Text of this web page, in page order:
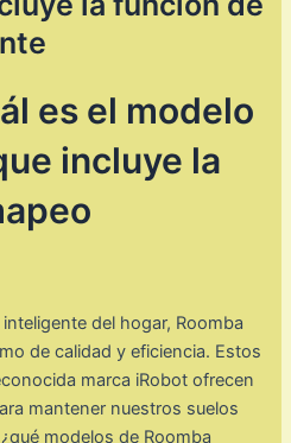
es el modelo
incluye la
del hogar, Roomba
de calidad y eficiencia. Estos
marca iRobot ofrecen
mantener nuestros suelos
modelos de Roomba